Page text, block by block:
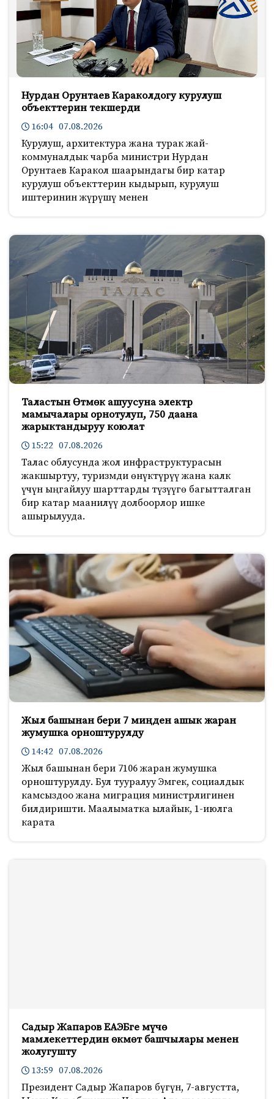
Нурдан Орунтаев Караколдогу курулуш
объекттерин текшерди
16:04 07.08.2026
Курулуш, архитектура жана турак жай-
коммуналдык чарба министри Нурдан
Орунтаев Каракол шаарындагы бир катар
курулуш объекттерин кыдырып, курулуш
иштеринин жүрүшү менен
Таластын Өтмөк ашуусуна электр
мамычалары орнотулуп, 750 даана
жарыктандыруу коюлат
15:22 07.08.2026
Талас облусунда жол инфраструктурасын
жакшыртуу, туризмди өнүктүрүү жана калк
үчүн ыңгайлуу шарттарды түзүүгө багытталган
бир катар маанилүү долбоорлор ишке
ашырылууда.
Жыл башынан бери 7 миңден ашык жаран
жумушка орноштурулду
14:42 07.08.2026
Жыл башынан бери 7106 жаран жумушка
орноштурулду. Бул тууралуу Эмгек, социалдык
камсыздоо жана миграция министрлигинен
билдиришти. Маалыматка ылайык, 1-июлга
карата
Садыр Жапаров ЕАЭБге мүчө
мамлекеттердин өкмөт башчылары менен
жолугушту
13:59 07.08.2026
Президент Садыр Жапаров бүгүн, 7-августта,